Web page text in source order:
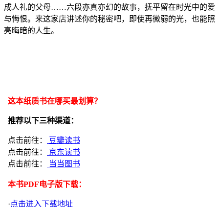
成人礼的父母……六段亦真亦幻的故事，抚平留在时光中的爱
与悔恨。来这家店讲述你的秘密吧，即使再微弱的光，也能照
亮晦暗的人生。
这本纸质书在哪买最划算？
推荐以下三种渠道：
点击前往：
豆瓣读书
点击前往：
京东读书
点击前往：
当当图书
本书PDF电子版下载：
·点击进入下载地址